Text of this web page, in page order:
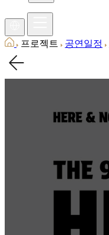
프로젝트 공연일정